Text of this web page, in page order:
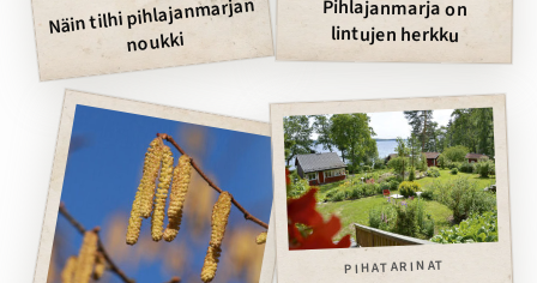
Näin tilhi pihlajanmarjan
noukki
Pihlajanmarja on
lintujen herkku
PIHATARINAT